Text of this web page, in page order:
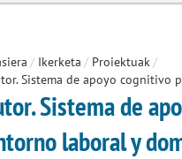
/ Ikerketa / Proiektuak/
Sistema de apoyo cognitivo
Sistema de
laboral y